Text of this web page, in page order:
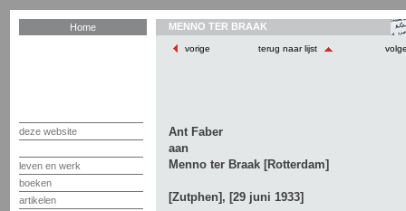
Home
deze website
leven en werk
boeken
artikelen
MENNO TER BRAAK
vorige terug naar lijst
Ant Faber
aan
Menno ter Braak [Rotterdam]
[Zutphen], [29 juni 1933]